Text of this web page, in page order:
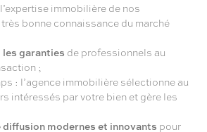
immobilière de nos
bonne connaissance du marché
garanties de professionnels au
;
: l’agence immobilière sélectionne au
intéressés par votre bien et gère les
diffusion modernes et innovants pour